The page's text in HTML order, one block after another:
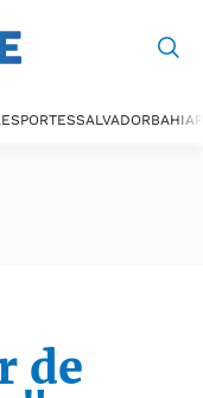
ESPORTESSALVADORBAHIA
de